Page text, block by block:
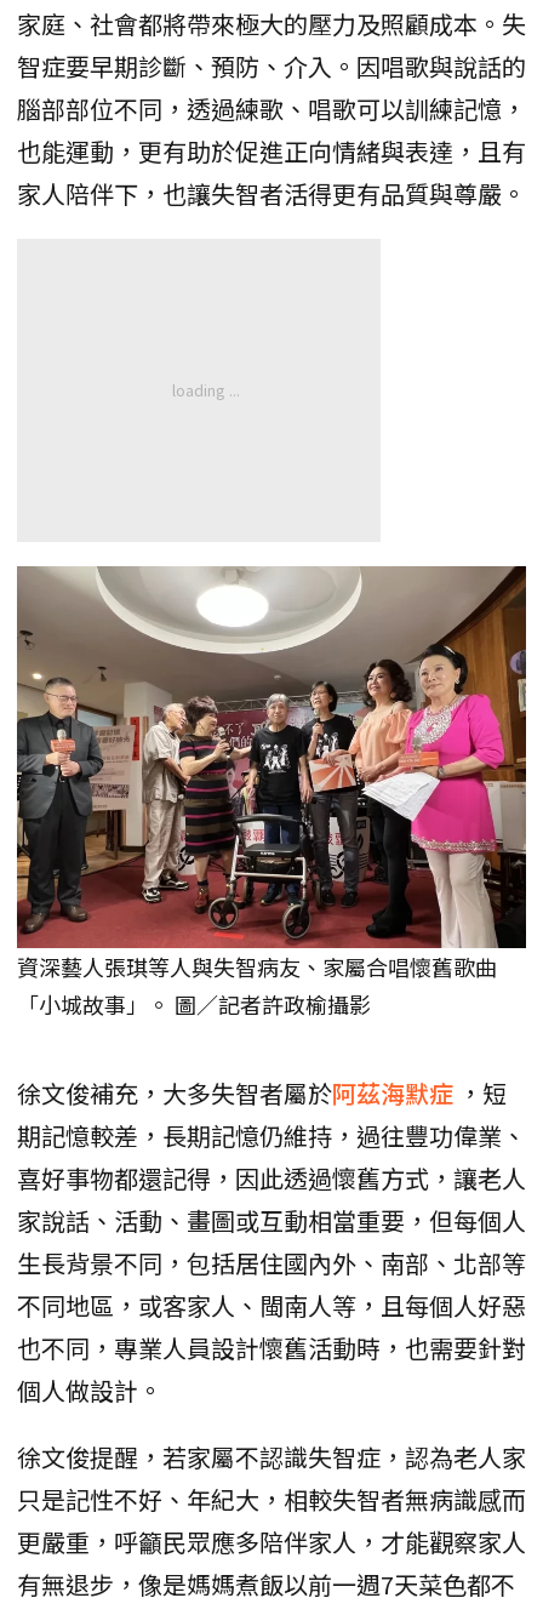
家庭、社會都將帶來極大的壓力及照顧成本。失
智症要早期診斷、預防、介入。因唱歌與說話的
腦部部位不同，透過練歌、唱歌可以訓練記憶，
也能運動，更有助於促進正向情緒與表達，且有
家人陪伴下，也讓失智者活得更有品質與尊嚴。
資深藝人張琪等人與失智病友、家屬合唱懷舊歌曲
「小城故事」。 圖／記者許政榆攝影
徐文俊補充，大多失智者屬於阿茲海默症 ，短
期記憶較差，長期記憶仍維持，過往豐功偉業、
喜好事物都還記得，因此透過懷舊方式，讓老人
家說話、活動、畫圖或互動相當重要，但每個人
生長背景不同，包括居住國內外、南部、北部等
不同地區，或客家人、閩南人等，且每個人好惡
也不同，專業人員設計懷舊活動時，也需要針對
個人做設計。
徐文俊提醒，若家屬不認識失智症，認為老人家
只是記性不好、年紀大，相較失智者無病識感而
更嚴重，呼籲民眾應多陪伴家人，才能觀察家人
有無退步，像是媽媽煮飯以前一週7天菜色都不